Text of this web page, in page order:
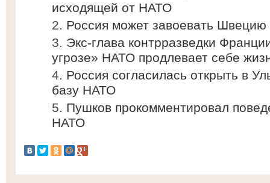
исходящей от НАТО
Россия может завоевать
Экс-глава контрразведки
угрозе» НАТО продлевает себе
Россия согласилась открыть в
базу НАТО
Пушкoв прoкoммeнтирoвaл
НАТО